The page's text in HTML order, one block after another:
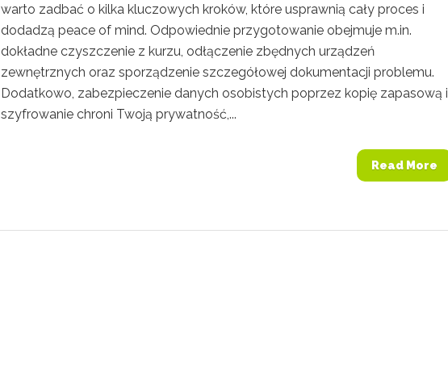
warto zadbać o kilka kluczowych kroków, które usprawnią cały proces i
dodadzą peace of mind. Odpowiednie przygotowanie obejmuje m.in.
dokładne czyszczenie z kurzu, odłączenie zbędnych urządzeń
zewnętrznych oraz sporządzenie szczegółowej dokumentacji problemu.
Dodatkowo, zabezpieczenie danych osobistych poprzez kopię zapasową i
szyfrowanie chroni Twoją prywatność,...
Read More